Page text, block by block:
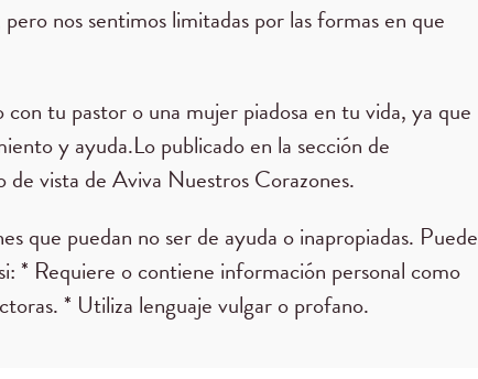
nos sentimos limitadas por las formas en que
tu pastor o una mujer piadosa en tu vida, ya que
y ayuda.Lo publicado en la sección de
vista de Aviva Nuestros Corazones.
que puedan no ser de ayuda o inapropiadas. Puede
* Requiere o contiene información personal como
* Utiliza lenguaje vulgar o profano.